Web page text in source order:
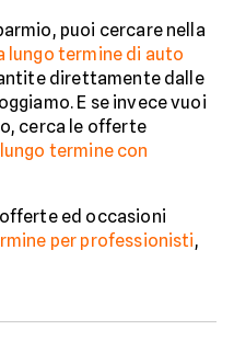
puoi cercare nella
lungo termine di auto
direttamente dalle
E se invece vuoi
cerca le offerte
termine con
ed occasioni
per professionisti,